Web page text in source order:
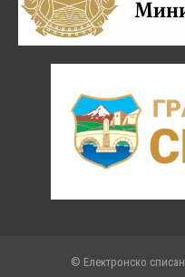
© Електронско